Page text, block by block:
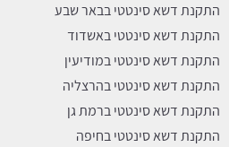
התקנת דשא סינטטי בבאר שבע
התקנת דשא סינטטי באשדוד
התקנת דשא סינטטי במודיעין
התקנת דשא סינטטי בהרצליה
התקנת דשא סינטטי ברמת גן
התקנת דשא סינטטי בחיפה